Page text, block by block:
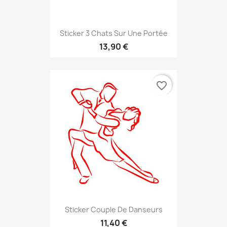
Sticker 3 Chats Sur Une Portée
13,90 €
Sticker Couple De Danseurs
11,40 €
favorite_border